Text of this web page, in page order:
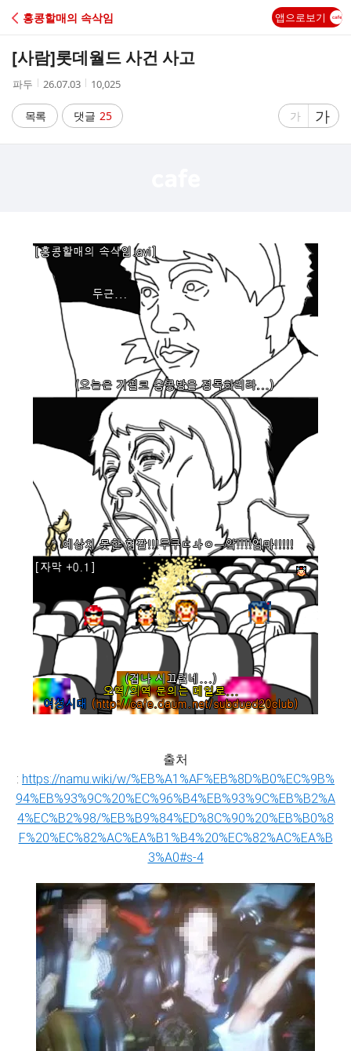
C
A
홍콩할매의 속삭임 앱으로보기
[사람]롯데월드 사건 사고
작
자
파두
작
시
간
26.07.03
조
수
10,025
목록 댓글 25
글
가
글
자
가
출처
: https://namu.wiki/w/%EB%A1%AF%EB%8D%B0%EC%9B%
94%EB%93%9C%20%EC%96%B4%EB%93%9C%EB%B2%A
4%EC%B2%98/%EB%B9%84%ED%8C%90%20%EB%B0%8
F%20%EC%82%AC%EA%B1%B4%20%EC%82%AC%EA%B
3%A0#s-4